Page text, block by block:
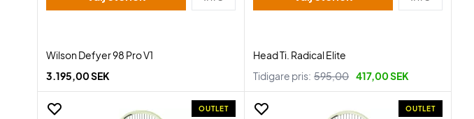
Wilson Defyer 98 Pro V1
3.195,00 SEK
Head Ti. Radical Elite
Tidigare pris: 595,00 417,00 SEK
OUTLET OUTLET